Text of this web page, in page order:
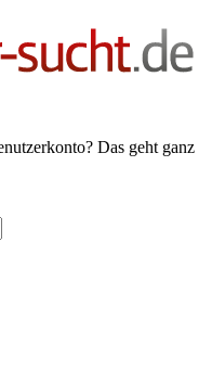
Das geht ganz